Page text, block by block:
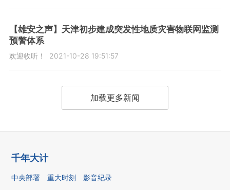
【雄安之声】天津初步建成突发性地质灾害物联网监测
预警体系
欢迎收听！ 2021-10-28 19:51:57
加载更多新闻
千年大计
中央部署 重大时刻 影音纪录